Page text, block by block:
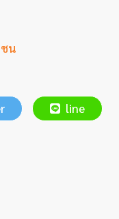
น
line